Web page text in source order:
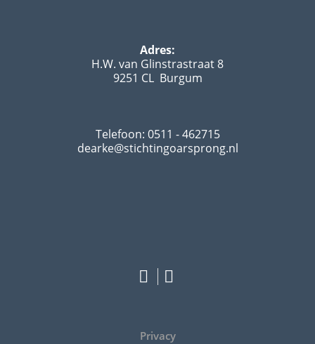
Adres:
H.W. van Glinstrastraat 8
9251 CL Burgum
Telefoon: 0511 - 462715
dearke@stichtingoarsprong.nl
Privacy